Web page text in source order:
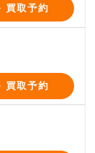
買取予約
買取予約